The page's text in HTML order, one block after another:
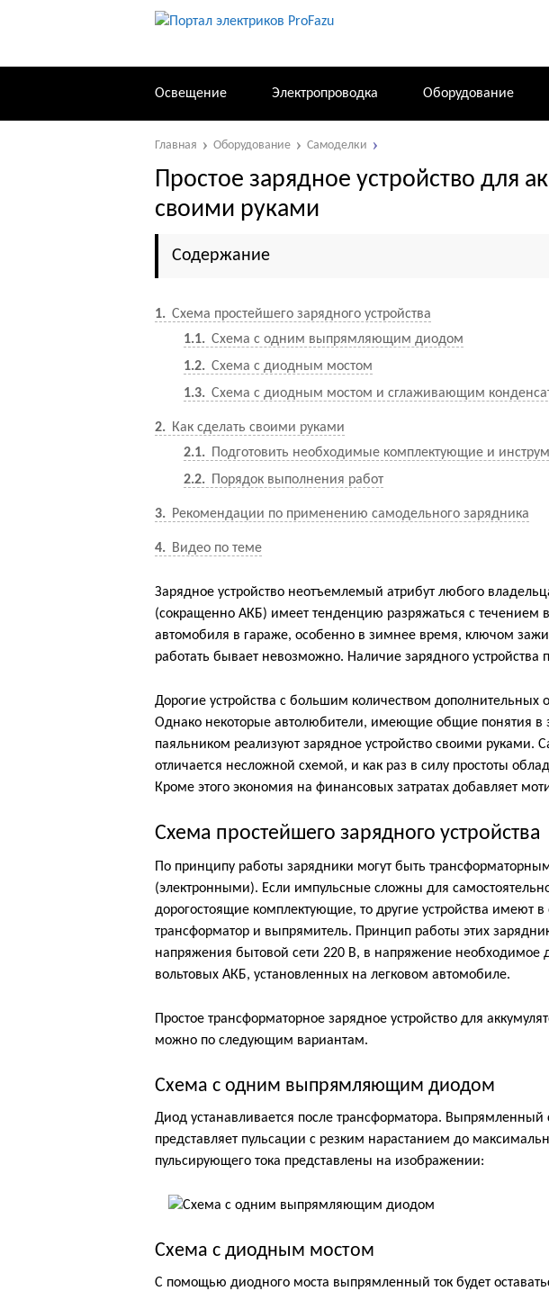
Освещение Электропроводка Оборудование
Главная Оборудование Самоделки
Простое зарядное устройство для
своими руками
Содержание
1
Схема простейшего зарядного устройства
1.1
Схема с одним выпрямляющим диодом
1.2
Схема с диодным мостом
1.3
Схема с диодным мостом и сглаживающим
2
Как сделать своими руками
2.1
Подготовить необходимые комплектующие и
2.2
Порядок выполнения работ
3 Рекомендации по применению самодельного зарядника
4 Видео по теме
Зарядное устройство неотъемлемый атрибут любого
(сокращенно АКБ) имеет тенденцию разряжаться с течением
автомобиля в гараже, особенно в зимнее время, ключом
работать бывает невозможно. Наличие зарядного
Дорогие устройства с большим количеством дополнительных
Однако некоторые автолюбители, имеющие общие понятия в
паяльником реализуют зарядное устройство своими руками.
отличается несложной схемой, и как раз в силу простоты
Кроме этого экономия на финансовых затратах добавляет
Схема простейшего зарядного устройства
По принципу работы зарядники могут быть
(электронными). Если импульсные сложны для
дорогостоящие комплектующие, то другие устройства имеют
трансформатор и выпрямитель. Принцип работы этих
напряжения бытовой сети 220 В, в напряжение необходимое
вольтовых АКБ, установленных на легковом автомобиле.
Простое трансформаторное зарядное устройство для
можно по следующим вариантам.
Схема с одним выпрямляющим диодом
Диод устанавливается после трансформатора.
представляет пульсации с резким нарастанием до
пульсирующего тока представлены на изображении:
Схема с диодным мостом
С помощью диодного моста выпрямленный ток будет